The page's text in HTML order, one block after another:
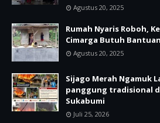
Agustus 20, 2025
Rumah Nyaris Roboh,
Cimarga Butuh Bantuan
Agustus 20, 2025
Sijago Merah Ngamuk
panggung tradisional
Sukabumi
Juli 25, 2026